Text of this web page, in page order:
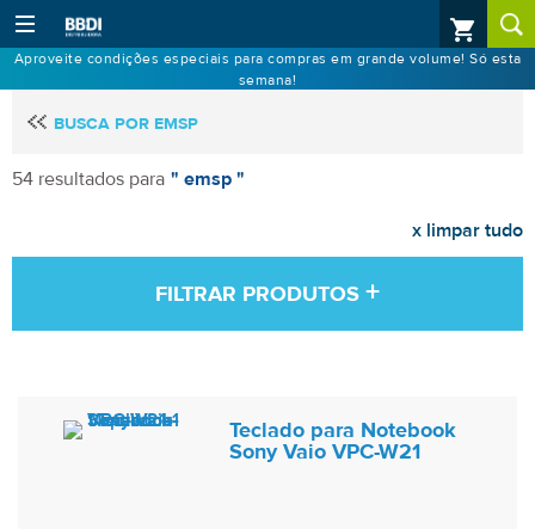
Aproveite condições especiais para compras em grande volume! Só esta
semana!
BUSCA POR EMSP
54 resultados para " emsp "
x limpar tudo
FILTRAR PRODUTOS +
Teclado para Notebook
Sony Vaio VPC-W21